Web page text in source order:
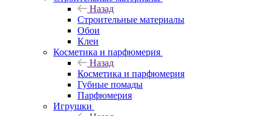
Назад
Строительные материалы
Обои
Клеи
Косметика и парфюмерия
Назад
Косметика и парфюмерия
Губные помады
Парфюмерия
Игрушки